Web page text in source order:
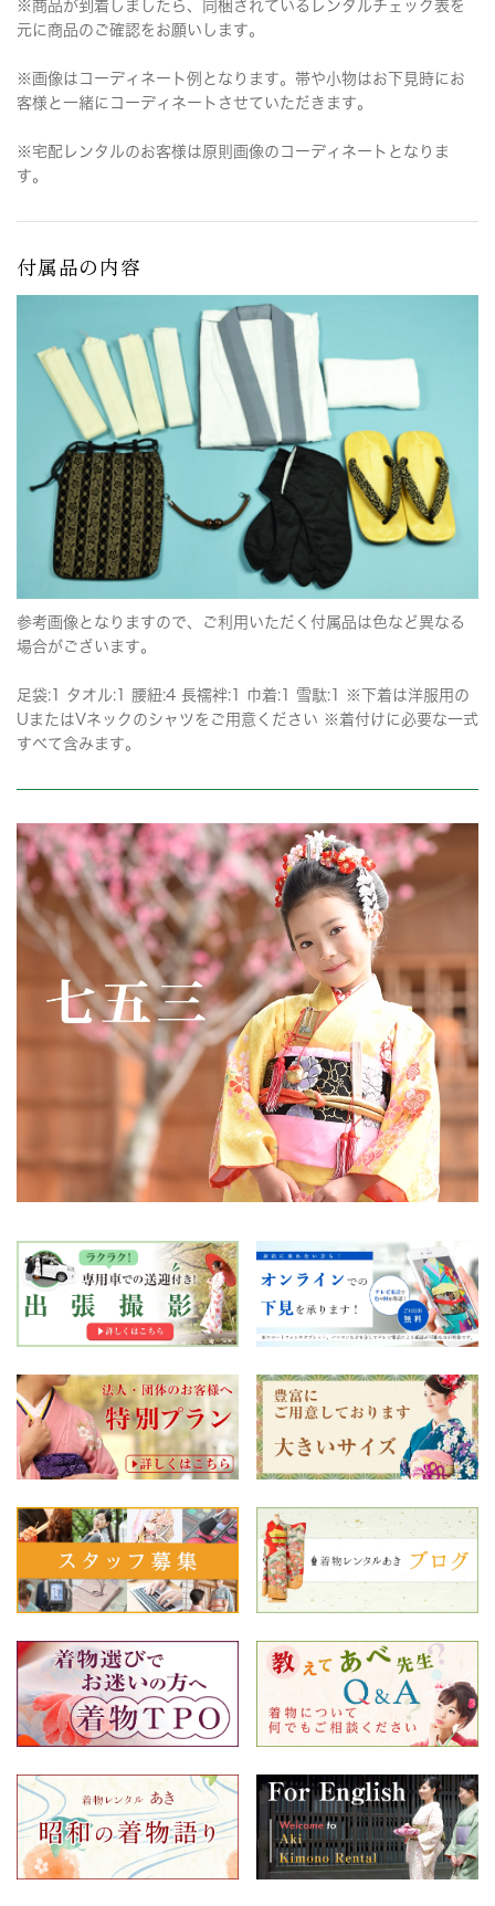
※商品が到着しましたら、同梱されているレンタルチェック表を
元に商品のご確認をお願いします。
※画像はコーディネート例となります。帯や小物はお下見時にお
客様と一緒にコーディネートさせていただきます。
※宅配レンタルのお客様は原則画像のコーディネートとなりま
す。
付属品の内容
参考画像となりますので、ご利用いただく付属品は色など異なる
場合がございます。
足袋:1 タオル:1 腰紐:4 長襦袢:1 巾着:1 雪駄:1 ※下着は洋服用の
UまたはVネックのシャツをご用意ください ※着付けに必要な一式
すべて含みます。